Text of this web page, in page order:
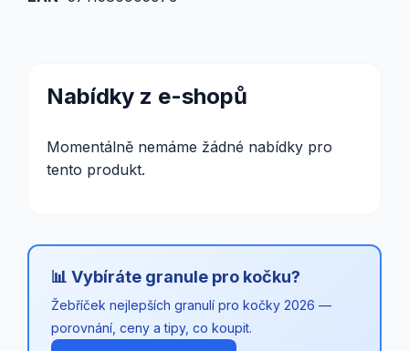
Nabídky z e-shopů
Momentálně nemáme žádné nabídky pro
tento produkt.
📊 Vybíráte granule pro kočku?
Žebříček nejlepších granulí pro kočky 2026 —
porovnání, ceny a tipy, co koupit.